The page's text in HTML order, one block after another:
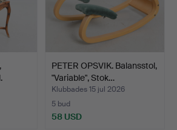
PETER OPSVIK. Balansstol,
"Variable", Stok…
Klubbades 15 jul 2026
5 bud
58 USD